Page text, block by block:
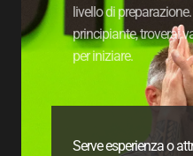
livello di
principiante, troverai
per iniziare.
Serve esperienza o